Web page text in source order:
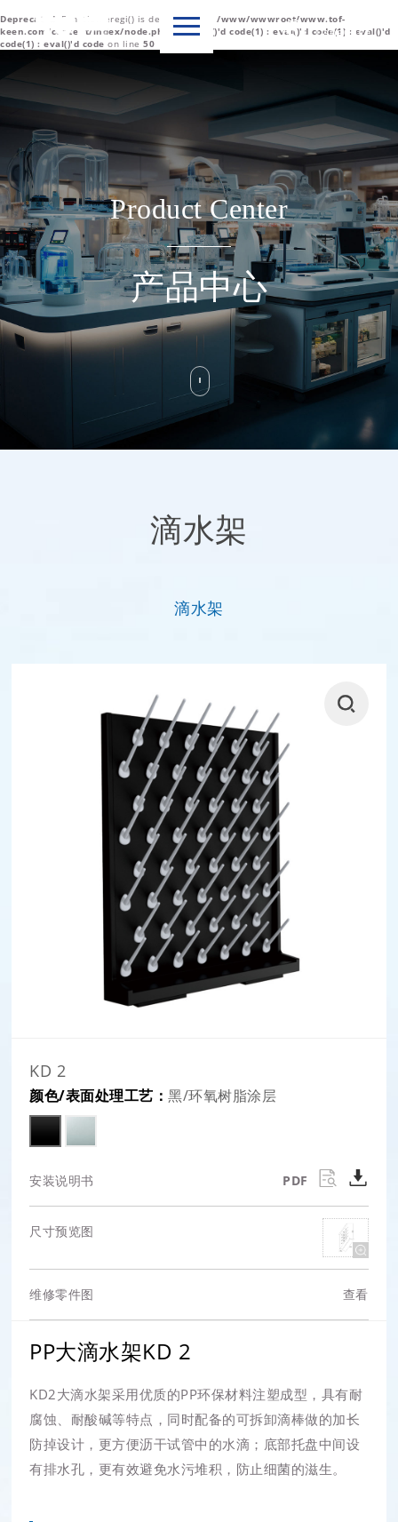
Deprecated : Function eregi() is deprecated in /www/wwwroot/www.tof-
keen.com/content/index/node.php(1) : eval()'d code(1) : eval()'d code(1) : eval()'d
code(1) : eval()'d code on line 50
 Language
English
Product Center
产品中心
滴水架
滴水架
KD 2
颜色/表面处理工艺：黑/环氧树脂涂层
安装说明书 PDF
尺寸预览图
维修零件图 查看
PP大滴水架KD 2
KD2大滴水架采用优质的PP环保材料注塑成型，具有耐
腐蚀、耐酸碱等特点，同时配备的可拆卸滴棒做的加长
防掉设计，更方便沥干试管中的水滴；底部托盘中间设
有排水孔，更有效避免水污堆积，防止细菌的滋生。